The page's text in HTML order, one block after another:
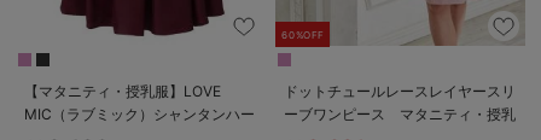
【マタニティ・授乳服】LOVE
MIC（ラブミック）シャンタンハー
60%OFF
ドットチュールレースレイヤースリ
ーブワンピース マタニティ・授乳